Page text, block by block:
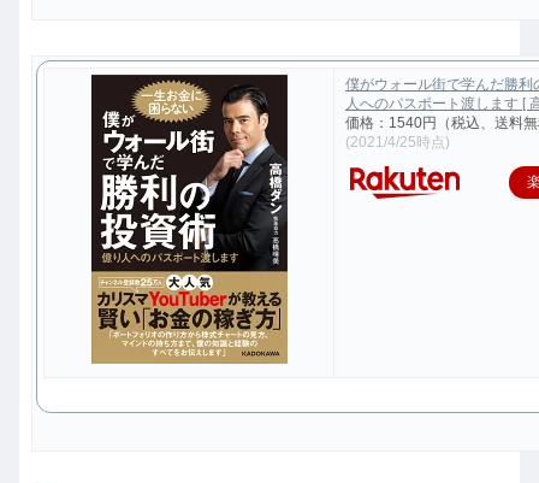
僕がウォール街で学んだ勝利
人へのパスポート渡します [
価格：1540円（税込、送料
(2021/4/25時点)